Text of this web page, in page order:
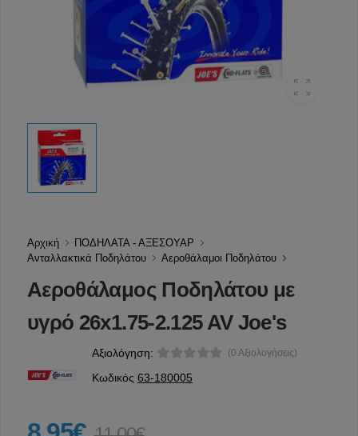
Αρχική
ΠΟΔΗΛΑΤΑ - ΑΞΕΣΟΥΑΡ
Ανταλλακτικά Ποδηλάτου
Αεροθάλαμοι Ποδηλάτου
Αεροθάλαμος Ποδηλάτου με
υγρό 26x1.75-2.125 AV Joe's
Αξιολόγηση: (0 Αξιολογήσεις)
Κωδικός 63-180005